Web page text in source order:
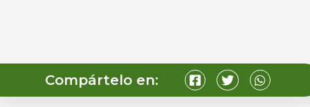
Compártelo en: